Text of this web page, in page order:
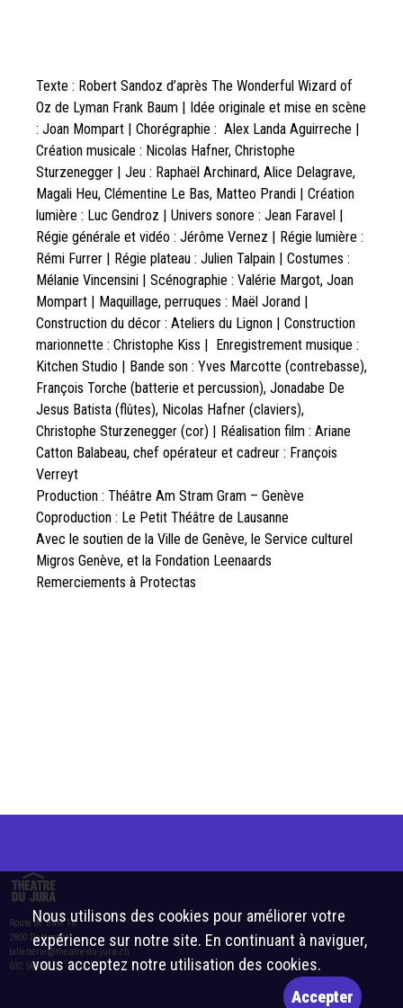
Texte : Robert Sandoz d’après The Wonderful Wizard of
Oz de Lyman Frank Baum | Idée originale et mise en scène
: Joan Mompart | Chorégraphie : Alex Landa Aguirreche |
Création musicale : Nicolas Hafner, Christophe
Sturzenegger | Jeu : Raphaël Archinard, Alice Delagrave,
Magali Heu, Clémentine Le Bas, Matteo Prandi | Création
lumière : Luc Gendroz | Univers sonore : Jean Faravel |
Régie générale et vidéo : Jérôme Vernez | Régie lumière :
Rémi Furrer | Régie plateau : Julien Talpain | Costumes :
Mélanie Vincensini | Scénographie : Valérie Margot, Joan
Mompart | Maquillage, perruques : Maël Jorand |
Construction du décor : Ateliers du Lignon | Construction
marionnette : Christophe Kiss | Enregistrement musique :
Kitchen Studio | Bande son : Yves Marcotte (contrebasse),
François Torche (batterie et percussion), Jonadabe De
Jesus Batista (flûtes), Nicolas Hafner (claviers),
Christophe Sturzenegger (cor) | Réalisation film : Ariane
Catton Balabeau, chef opérateur et cadreur : François
Verreyt
Production : Théâtre Am Stram Gram – Genève
Coproduction : Le Petit Théâtre de Lausanne
Avec le soutien de la Ville de Genève, le Service culturel
Migros Genève, et la Fondation Leenaards
Remerciements à Protectas
Route de Bâle 10
2800 Delémont
billetterie@theatre-du-jura.ch
032 566 55 55
Nous utilisons des cookies pour améliorer votre
expérience sur notre site. En continuant à naviguer,
vous acceptez notre utilisation des cookies.
Accepter